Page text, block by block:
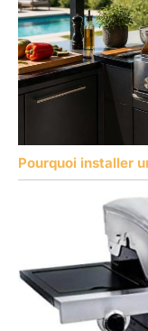
Pourquoi installer